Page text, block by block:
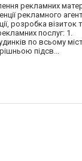
рекламних
рекламного
розробка візиток
послуг: 1.
по всьому
підсв...